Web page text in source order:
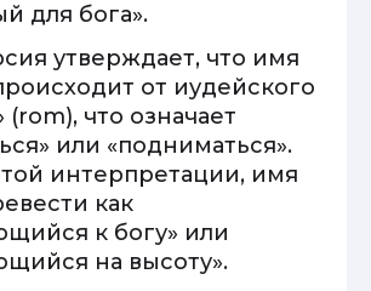
для бога».
утверждает, что имя
от иудейского
или «подниматься».
интерпретации, имя
как
к богу» или
на высоту».